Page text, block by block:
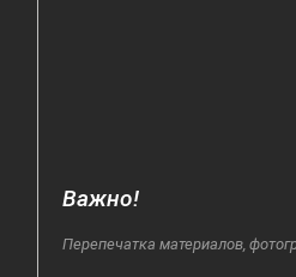
Важно!
Перепечатка материалов,